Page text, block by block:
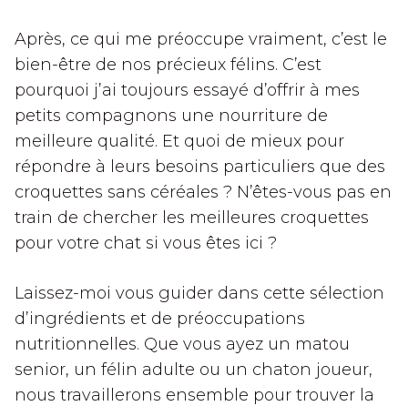
Après, ce qui me préoccupe vraiment, c’est le
bien-être de nos précieux félins. C’est
pourquoi j’ai toujours essayé d’offrir à mes
petits compagnons une nourriture de
meilleure qualité. Et quoi de mieux pour
répondre à leurs besoins particuliers que des
croquettes sans céréales ? N’êtes-vous pas en
train de chercher les meilleures croquettes
pour votre chat si vous êtes ici ?
Laissez-moi vous guider dans cette sélection
d’ingrédients et de préoccupations
nutritionnelles. Que vous ayez un matou
senior, un félin adulte ou un chaton joueur,
nous travaillerons ensemble pour trouver la